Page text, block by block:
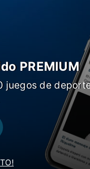
PREMIUM
juegos de